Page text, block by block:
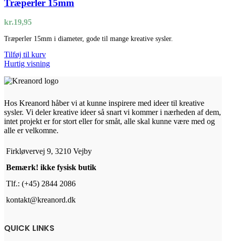
Træperler 15mm
kr.19,95
Træperler 15mm i diameter, gode til mange kreative sysler.
Tilføj til kurv
Hurtig visning
Hos Kreanord håber vi at kunne inspirere med ideer til kreative
sysler. Vi deler kreative ideer så snart vi kommer i nærheden af dem,
intet projekt er for stort eller for småt, alle skal kunne være med og
alle er velkomne.
Firkløvervej 9, 3210 Vejby
Bemærk! ikke fysisk butik
Tlf.: (+45) 2844 2086
kontakt@kreanord.dk
QUICK LINKS